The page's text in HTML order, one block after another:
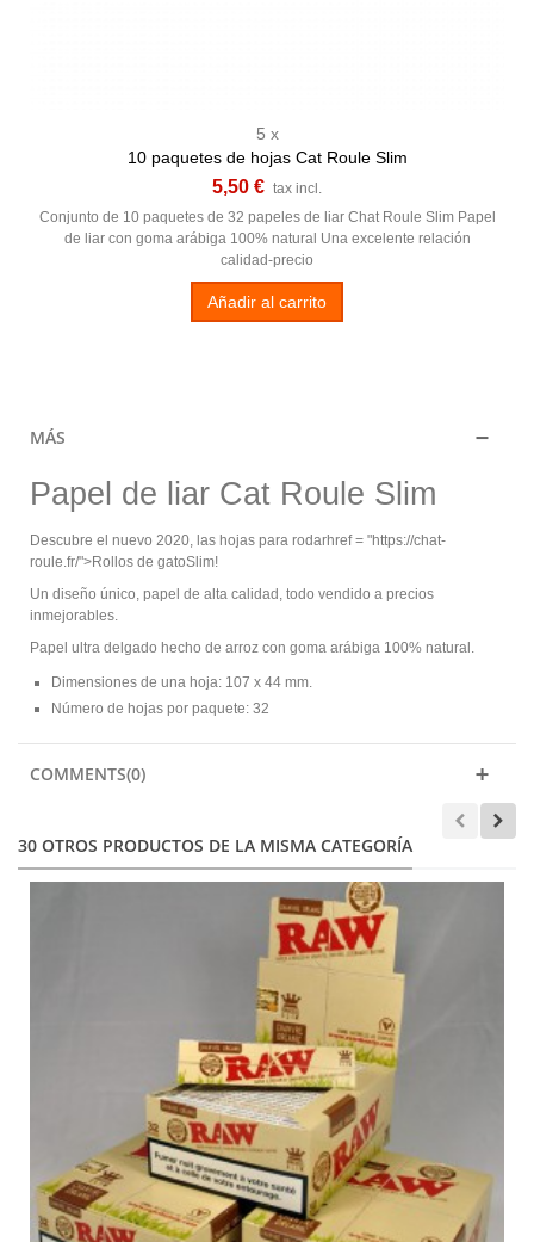
5 x
10 paquetes de hojas Cat Roule Slim
5,50 € tax incl.
Conjunto de 10 paquetes de 32 papeles de liar Chat Roule Slim Papel
de liar con goma arábiga 100% natural Una excelente relación
calidad-precio
Añadir al carrito
MÁS
Papel de liar Cat Roule Slim
Descubre el nuevo 2020, las hojas para rodarhref = "https://chat-
roule.fr/">Rollos de gatoSlim!
Un diseño único, papel de alta calidad, todo vendido a precios
inmejorables.
Papel ultra delgado hecho de arroz con goma arábiga 100% natural.
Dimensiones de una hoja: 107 x 44 mm.
Número de hojas por paquete: 32
COMMENTS(0)
30 OTROS PRODUCTOS DE LA MISMA CATEGORÍA